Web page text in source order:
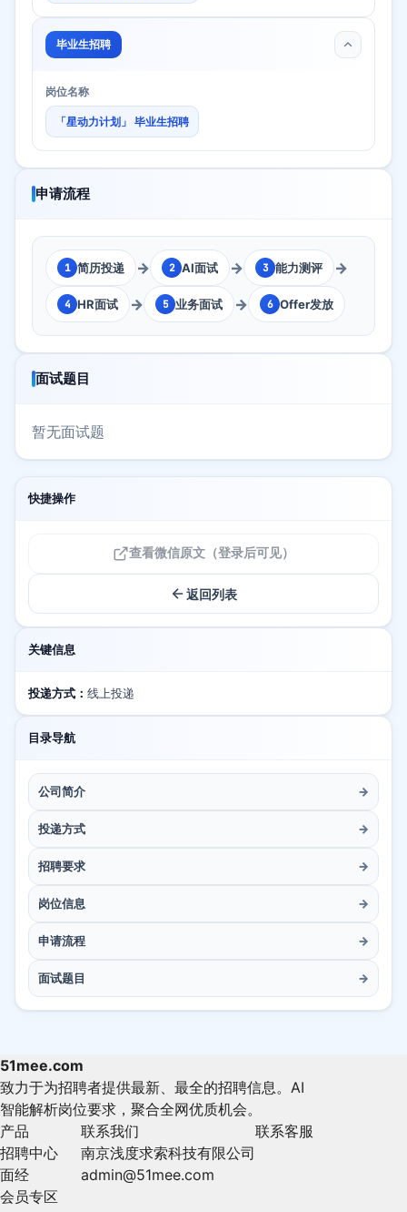
毕业生招聘
岗位名称
「星动力计划」 毕业生招聘
申请流程
1 简历投递 → 2 AI面试 → 3 能力测评 →
4 HR面试 → 5 业务面试 → 6 Offer发放
面试题目
暂无面试题
快捷操作
查看微信原文（登录后可见）
返回列表
关键信息
投递方式： 线上投递
目录导航
公司简介 →
投递方式 →
招聘要求 →
岗位信息 →
申请流程 →
面试题目 →
51mee.com
致力于为招聘者提供最新、最全的招聘信息。AI
智能解析岗位要求，聚合全网优质机会。
产品
招聘中心
面经
会员专区
联系我们
南京浅度求索科技有限公司
admin@51mee.com
联系客服